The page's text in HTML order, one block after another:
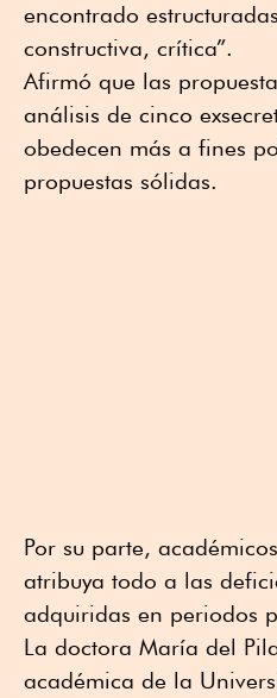
encontrado
constructiva, crítica”.
Afirmó que las
análisis de cinco
obedecen más a fines
propuestas sólidas.
Por su parte,
atribuya todo a las
adquiridas en periodos
La doctora María del
académica de la